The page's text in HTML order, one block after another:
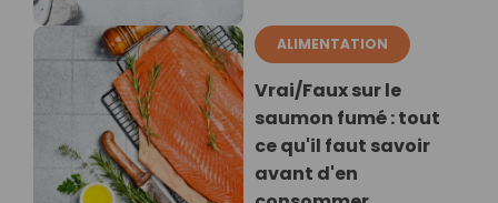
ALIMENTATION
Vrai/Faux sur le
saumon fumé : tout
ce qu'il faut savoir
avant d'en